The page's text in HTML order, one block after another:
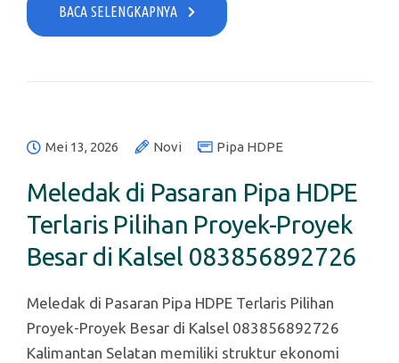
BACA SELENGKAPNYA
Mei 13, 2026 Novi Pipa HDPE
Meledak di Pasaran Pipa HDPE
Terlaris Pilihan Proyek-Proyek
Besar di Kalsel 083856892726
Meledak di Pasaran Pipa HDPE Terlaris Pilihan
Proyek-Proyek Besar di Kalsel 083856892726
Kalimantan Selatan memiliki struktur ekonomi